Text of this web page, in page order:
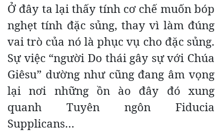
Ở đây ta lại thấy tính cơ chế muốn bóp
nghẹt tính đặc sủng, thay vì làm đúng
vai trò của nó là phục vụ cho đặc sủng.
Sự việc “người Do thái gây sự với Chúa
Giêsu” dường như cũng đang âm vọng
lại nơi những ồn ào đây đó xung
quanh Tuyên ngôn Fiducia
Supplicans…